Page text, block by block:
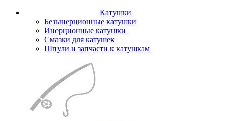
Катушки
Безынерционные катушки
Инерционные катушки
Смазки для катушек
Шпули и запчасти к катушкам